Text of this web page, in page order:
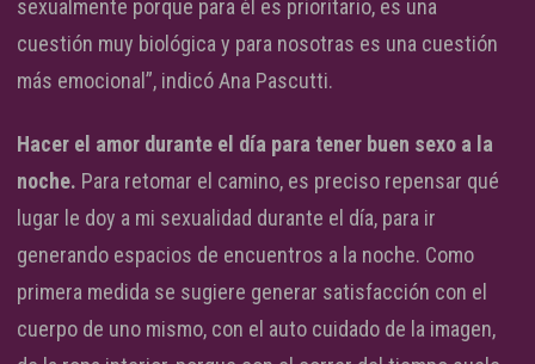
sexualmente porque para él es prioritario, es una
cuestión muy biológica y para nosotras es una cuestión
más emocional”, indicó Ana Pascutti.
Hacer el amor durante el día para tener buen sexo a la
noche. Para retomar el camino, es preciso repensar qué
lugar le doy a mi sexualidad durante el día, para ir
generando espacios de encuentros a la noche. Como
primera medida se sugiere generar satisfacción con el
cuerpo de uno mismo, con el auto cuidado de la imagen,